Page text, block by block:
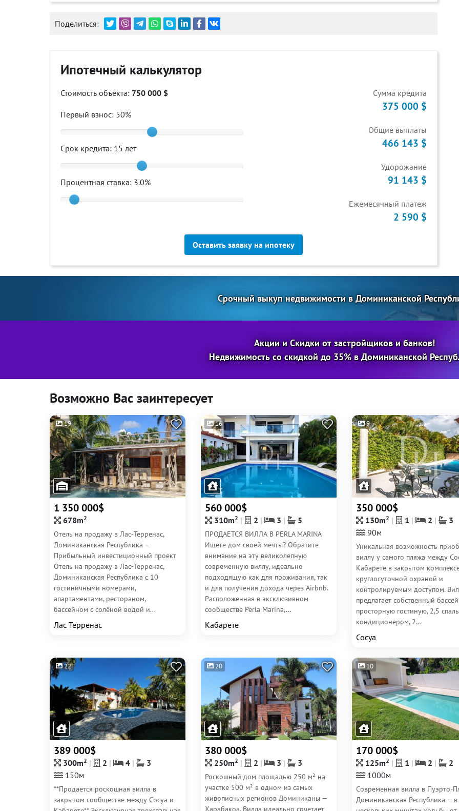
Поделиться:
Ипотечный калькулятор
Стоимость объекта: 750 000 $
Первый взнос: 50%
Срок кредита: 15 лет
Процентная ставка: 3.0%
Cумма кредита
375 000 $
Общие выплаты
466 143 $
Удорожание
91 143 $
Ежемесячный платеж
2 590 $
Оставить заявку на ипотеку
Срочный выкуп недвижимости в Доминиканской
Акции и Скидки от застройщиков и банков!
Недвижимость со скидкой до 35% в Доминиканской
Возможно Вас заинтересует
19
1 350 000$
678m2
Отель на продажу в Лас-Терренас,
Доминиканская Республика –
Прибыльный инвестиционный проект
Отель на продажу в Лас-Терренас,
Доминиканская Республика с 10
гостиничными номерами,
апартаментами, рестораном,
бассейном с солёной водой и...
Лас Терренас
16
560 000$
310m2 2 3 5
ПРОДАЕТСЯ ВИЛЛА В PERLA MARINA
Ищете дом своей мечты? Обратите
внимание на эту великолепную
современную виллу, идеально
подходящую как для проживания, так
и для получения дохода через Airbnb.
Расположенная в эксклюзивном
сообществе Perla Marina,...
Кабарете
9
350 000$
130m2 1 2
3
90м
Уникальная возможность
виллу у самого пляжа между
Кабарете в закрытом
круглосуточной охраной и
контролируемым доступом.
предлагает собственный
просторную гостиную, 2,5
кондиционером, 2...
Сосуа
22
389 000$
300m2 2 4
3
150м
**Продается роскошная вилла в
закрытом сообществе между Сосуа и
20
380 000$
250m2 2 3 3
Роскошный дом площадью 250 м² на
участке 500 м² в одном из самых
живописных регионов Доминиканы —
Харабакоа. Вилла идеально сочетает
10
170 000$
125m2 1 2
2
1000м
Современная вилла в Пуэрто-
Доминиканская Республика — в